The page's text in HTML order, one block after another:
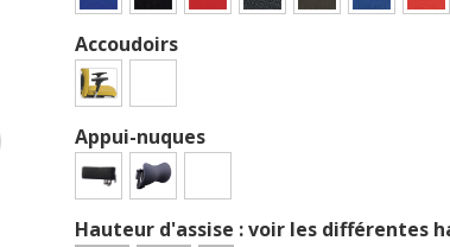
Accoudoirs
Appui-nuques
Hauteur d'assise : voir les différentes